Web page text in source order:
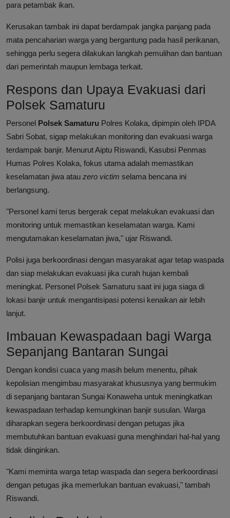
para petambak ikan.
Kerusakan tambak ini dapat berdampak jangka panjang pada
mata pencaharian warga yang bergantung pada hasil perikanan,
sehingga perlu segera dilakukan langkah pemulihan dan bantuan
dari pemerintah maupun lembaga terkait.
Respons dan Upaya Evakuasi dari
Polsek Samaturu
Personel Polsek Samaturu Polres Kolaka, dipimpin oleh IPDA
Sabri Sobat, sigap melakukan monitoring dan evakuasi warga
terdampak banjir. Menurut Aiptu Riswandi, Kasubsi Penmas
Humas Polres Kolaka, fokus utama adalah memastikan
keselamatan jiwa atau zero victim selama bencana ini
berlangsung.
"Personel kami terus bergerak cepat melakukan evakuasi dan
monitoring untuk memastikan keselamatan warga. Kami
mengutamakan keselamatan jiwa," ujar Riswandi.
Polisi juga berkoordinasi dengan masyarakat agar tetap waspada
dan siap melakukan evakuasi jika curah hujan kembali
meningkat. Personel Polsek Samaturu saat ini juga siaga di
lokasi banjir untuk mengantisipasi potensi kenaikan air lebih
lanjut.
Imbauan Kewaspadaan bagi Warga
Sepanjang Bantaran Sungai
Dengan kondisi cuaca yang masih belum menentu, pihak
kepolisian mengimbau masyarakat khususnya yang bermukim
di sepanjang bantaran Sungai Konaweha untuk meningkatkan
kewaspadaan terhadap kemungkinan banjir susulan. Warga
diharapkan segera berkoordinasi dengan petugas jika
membutuhkan bantuan evakuasi guna menghindari hal-hal yang
tidak diinginkan.
"Kami meminta warga tetap waspada dan segera berkoordinasi
dengan petugas jika memerlukan bantuan evakuasi," tambah
Riswandi.